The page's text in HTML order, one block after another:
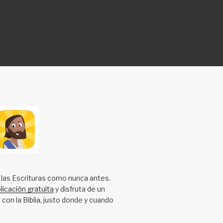
Escrituras como nunca antes.
gratuita y disfruta de un
la Biblia, justo donde y cuando